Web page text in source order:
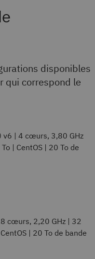
disponibles
qui correspond le
v6 | 4 cœurs, 3,80 GHz
| CentOS | 20 To de
cœurs, 2,20 GHz | 32
| 20 To de bande